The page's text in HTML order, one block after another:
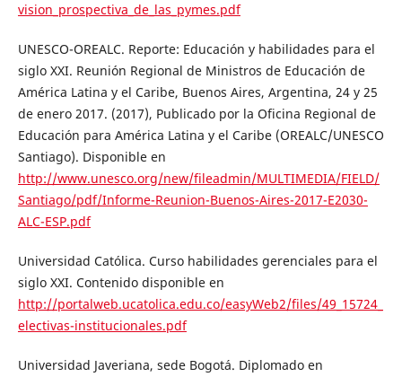
vision_prospectiva_de_las_pymes.pdf
UNESCO-OREALC. Reporte: Educación y habilidades para el
siglo XXI. Reunión Regional de Ministros de Educación de
América Latina y el Caribe, Buenos Aires, Argentina, 24 y 25
de enero 2017. (2017), Publicado por la Oficina Regional de
Educación para América Latina y el Caribe (OREALC/UNESCO
Santiago). Disponible en
http://www.unesco.org/new/fileadmin/MULTIMEDIA/FIELD/
Santiago/pdf/Informe-Reunion-Buenos-Aires-2017-E2030-
ALC-ESP.pdf
Universidad Católica. Curso habilidades gerenciales para el
siglo XXI. Contenido disponible en
http://portalweb.ucatolica.edu.co/easyWeb2/files/49_15724_
electivas-institucionales.pdf
Universidad Javeriana, sede Bogotá. Diplomado en